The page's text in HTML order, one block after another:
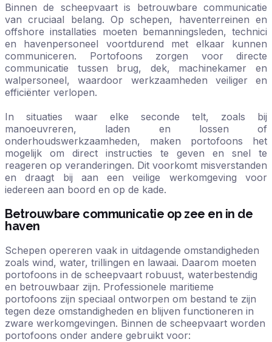
Binnen de scheepvaart is betrouwbare communicatie
van cruciaal belang. Op schepen, haventerreinen en
offshore installaties moeten bemanningsleden, technici
en havenpersoneel voortdurend met elkaar kunnen
communiceren. Portofoons zorgen voor directe
communicatie tussen brug, dek, machinekamer en
walpersoneel, waardoor werkzaamheden veiliger en
efficiënter verlopen.
In situaties waar elke seconde telt, zoals bij
manoeuvreren, laden en lossen of
onderhoudswerkzaamheden, maken portofoons het
mogelijk om direct instructies te geven en snel te
reageren op veranderingen. Dit voorkomt misverstanden
en draagt bij aan een veilige werkomgeving voor
iedereen aan boord en op de kade.
Betrouwbare communicatie op zee en in de
haven
Schepen opereren vaak in uitdagende omstandigheden
zoals wind, water, trillingen en lawaai. Daarom moeten
portofoons in de scheepvaart robuust, waterbestendig
en betrouwbaar zijn. Professionele maritieme
portofoons zijn speciaal ontworpen om bestand te zijn
tegen deze omstandigheden en blijven functioneren in
zware werkomgevingen. Binnen de scheepvaart worden
portofoons onder andere gebruikt voor: